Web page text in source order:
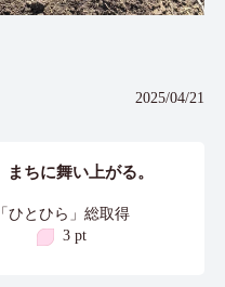
2025/04/21
ちに舞い上がる。
「ひとひら」総取得
3 pt